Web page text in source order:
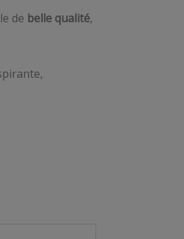
de belle qualité,